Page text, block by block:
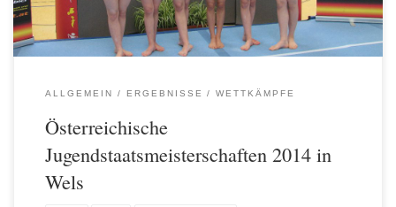
Junioren-EM-Teilnehmerin Linda […]
ALLGEMEIN ERGEBNISSE WETTKÄMPFE
Österreichische
Jugendstaatsmeisterschaften 2014 in
Wels